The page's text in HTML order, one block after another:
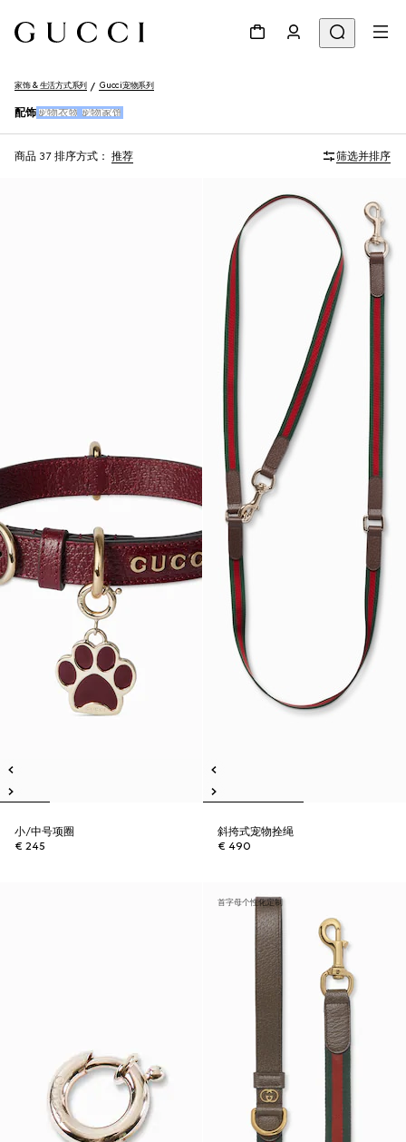
家饰 & 生活方式系列 Gucci宠物系列
配饰 宠物衣物 宠物家饰
商品 37 排序方式： 推荐 筛选并排序
小/中号项圈
€ 245
斜挎式宠物拴绳
€ 490
首字母个性化定制